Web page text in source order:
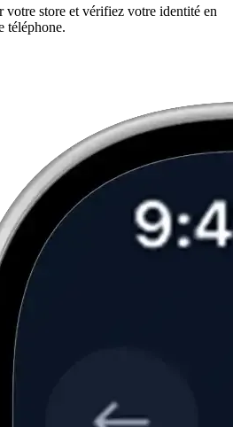
store et vérifiez votre identité en
téléphone.